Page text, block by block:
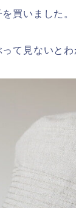
買いました。
て見ないと